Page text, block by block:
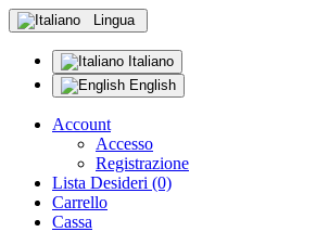
Lingua
Italiano
English
Account
Accesso
Registrazione
Lista Desideri (0)
Carrello
Cassa